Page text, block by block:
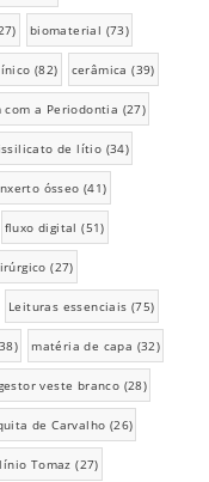
biomaterial (73)
(82) cerâmica (39)
com a Periodontia (27)
de lítio (34)
ósseo (41)
fluxo digital (51)
(27)
Leituras essenciais (75)
matéria de capa (32)
veste branco (28)
de Carvalho (26)
Tomaz (27)